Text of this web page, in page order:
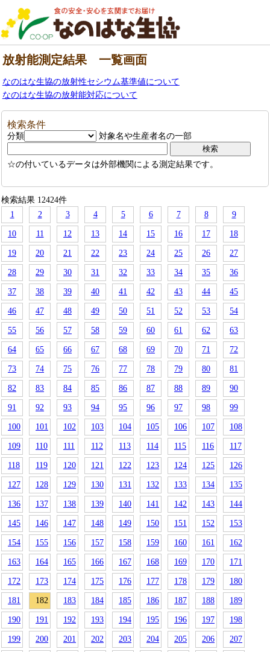
放射能測定結果 一覧画面
なのはな生協の放射性セシウム基準値について
なのはな生協の放射能対応について
検索条件
分類 対象名や生産者名の一部
☆の付いているデータは外部機関による測定結果です。
検索結果 12424件
1
2 3 4 5 6 7 8 9
10 11 12 13 14 15 16 17 18
19 20 21 22 23 24 25 26 27
28 29 30 31 32 33 34 35 36
37 38 39 40 41 42 43 44 45
46 47 48 49 50 51 52 53 54
55 56 57 58 59 60 61 62 63
64 65 66 67 68 69 70 71 72
73 74 75 76 77 78 79 80 81
82 83 84 85 86 87 88 89 90
91 92 93 94 95 96 97 98 99
100 101 102 103 104 105 106 107 108
109 110 111 112 113 114 115 116 117
118 119 120 121 122 123 124 125 126
127 128 129 130 131 132 133 134 135
136 137 138 139 140 141 142 143 144
145 146 147 148 149 150 151 152 153
154 155 156 157 158 159 160 161 162
163 164 165 166 167 168 169 170 171
172 173 174 175 176 177 178 179 180
181 182 183 184 185 186 187 188 189
190 191 192 193 194 195 196 197 198
199 200 201 202 203 204 205 206 207